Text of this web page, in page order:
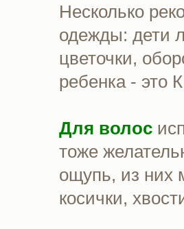
Несколько
одежды: дети
цветочки,
ребенка - это
Для волос
тоже
ощупь, из них
косички,